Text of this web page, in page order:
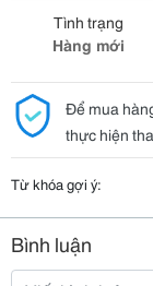
Tình trạng
Hàng mới
Để mua
thực hiện
Từ khóa gợi ý:
Bình luận